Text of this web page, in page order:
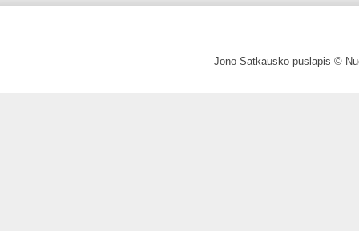
Jono Satkausko puslapis ©